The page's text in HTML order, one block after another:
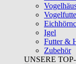
Igel
Futter &
Zubehör
UNSERE